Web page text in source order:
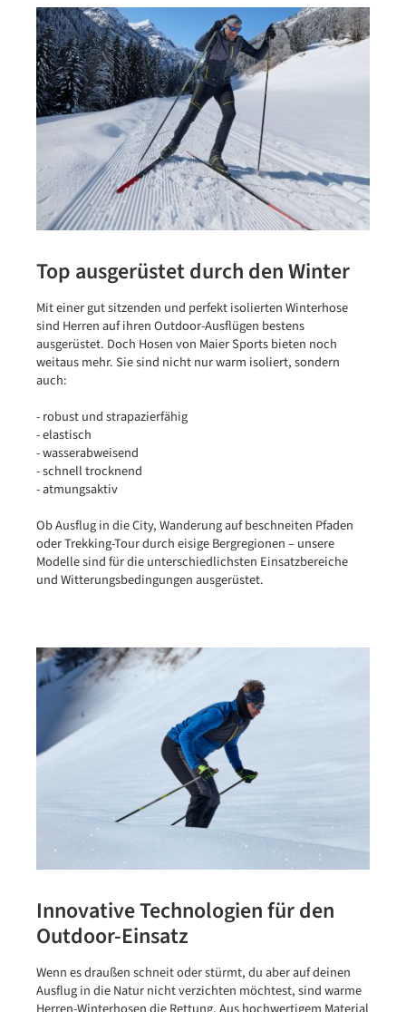
Top ausgerüstet durch den Winter
Mit einer gut sitzenden und perfekt isolierten Winterhose
sind Herren auf ihren Outdoor-Ausflügen bestens
ausgerüstet. Doch Hosen von Maier Sports bieten noch
weitaus mehr. Sie sind nicht nur warm isoliert, sondern
auch:
- robust und strapazierfähig
- elastisch
- wasserabweisend
- schnell trocknend
- atmungsaktiv
Ob Ausflug in die City, Wanderung auf beschneiten Pfaden
oder Trekking-Tour durch eisige Bergregionen – unsere
Modelle sind für die unterschiedlichsten Einsatzbereiche
und Witterungsbedingungen ausgerüstet.
Innovative Technologien für den
Outdoor-Einsatz
Wenn es draußen schneit oder stürmt, du aber auf deinen
Ausflug in die Natur nicht verzichten möchtest, sind warme